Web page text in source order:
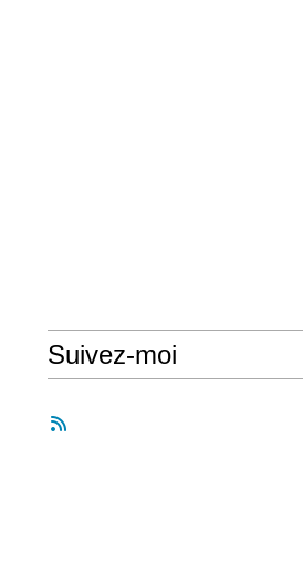
Suivez-moi